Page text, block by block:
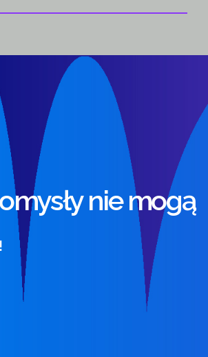
nie mogą